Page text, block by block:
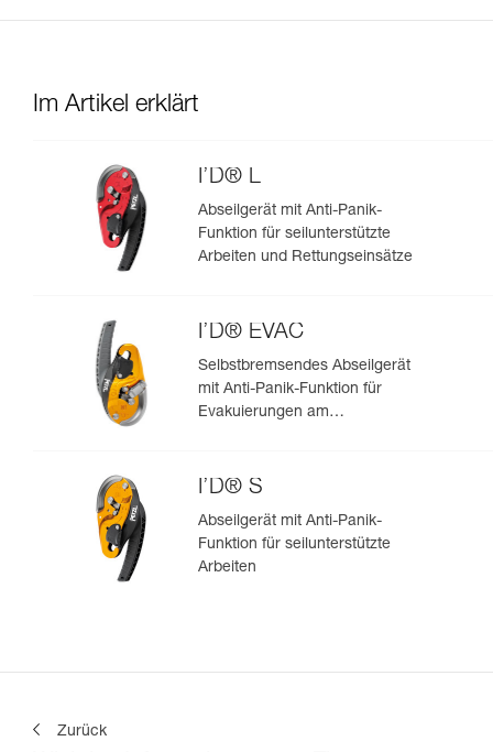
Im Artikel erklärt
I’D® L
Abseilgerät mit Anti-Panik-
Funktion für seilunterstützte
Arbeiten und Rettungseinsätze
I’D® EVAC
Selbstbremsendes Abseilgerät
mit Anti-Panik-Funktion für
Evakuierungen am
I’D® S
Abseilgerät mit Anti-Panik-
Funktion für seilunterstützte
Arbeiten
Zurück